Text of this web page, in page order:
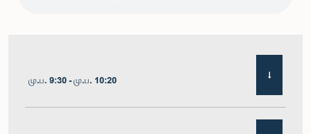
மு.ப. 9:30 - மு.ப. 10:20